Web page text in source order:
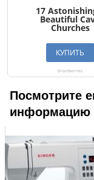
Посмотрите
информацию